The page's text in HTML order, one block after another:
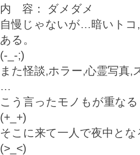
内 容： ダメダメ
自慢じゃないが…暗いト
ある。
(-_-;)
また怪談,ホラー,心霊写真,
…
こう言ったモノもが重な
(+_+)
そこに来て一人で夜中と
(>_<)